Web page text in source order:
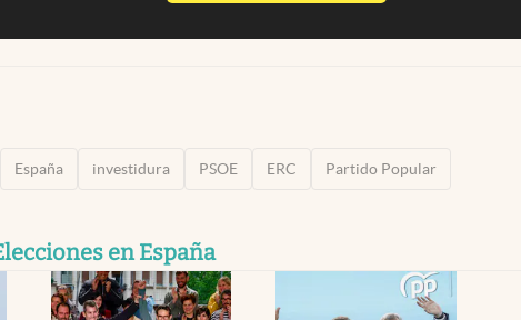
España investidura PSOE ERC Partido Popular
en España